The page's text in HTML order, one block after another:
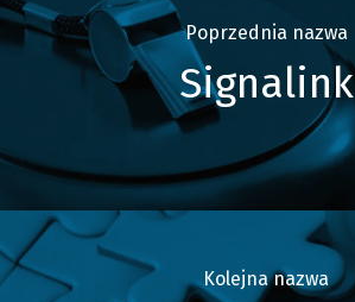
Poprzednia nazwa
Signalink
Kolejna nazwa